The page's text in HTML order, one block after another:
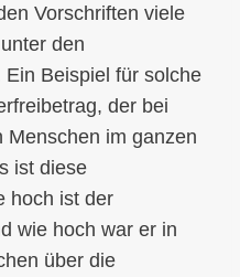
Vorschriften viele
den
Beispiel für solche
der bei
im ganzen
ist diese
hoch ist der
wie hoch war er in
über die